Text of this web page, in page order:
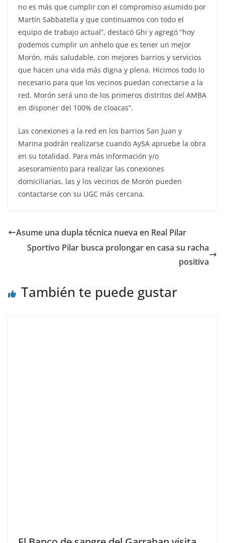
no es más que cumplir con el compromiso asumido por
Martín Sabbatella y que continuamos con todo el
equipo de trabajo actual”, destacó Ghi y agregó “hoy
podemos cumplir un anhelo que es tener un mejor
Morón, más saludable, con mejores barrios y servicios
que hacen una vida más digna y plena. Hicimos todo lo
necesario para que los vecinos puedan conectarse a la
red. Morón será uno de los primeros distritos del AMBA
en disponer del 100% de cloacas”.
Las conexiones a la red en los barrios San Juan y
Marina podrán realizarse cuando AySA apruebe la obra
en su totalidad. Para más información y/o
asesoramiento para realizar las conexiones
domiciliarias, las y los vecinos de Morón pueden
contactarse con su UGC más cercana.
Asume una dupla técnica nueva en Real Pilar
Sportivo Pilar busca prolongar en casa su racha
positiva
También te puede gustar